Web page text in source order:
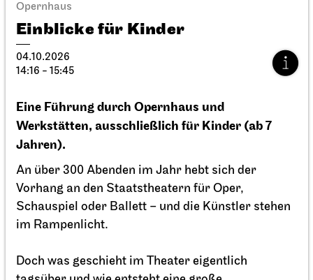
Opernhaus
Einblicke für Kinder
04.10.2026
14:16 - 15:45
Eine Führung durch Opernhaus und
Werkstätten, ausschließlich für Kinder (ab 7
Jahren).
An über 300 Abenden im Jahr hebt sich der
Vorhang an den Staatstheatern für Oper,
Schauspiel oder Ballett – und die Künstler stehen
im Rampenlicht.
Doch was geschieht im Theater eigentlich
Ciao Sommer!
25.09.2026
17:00